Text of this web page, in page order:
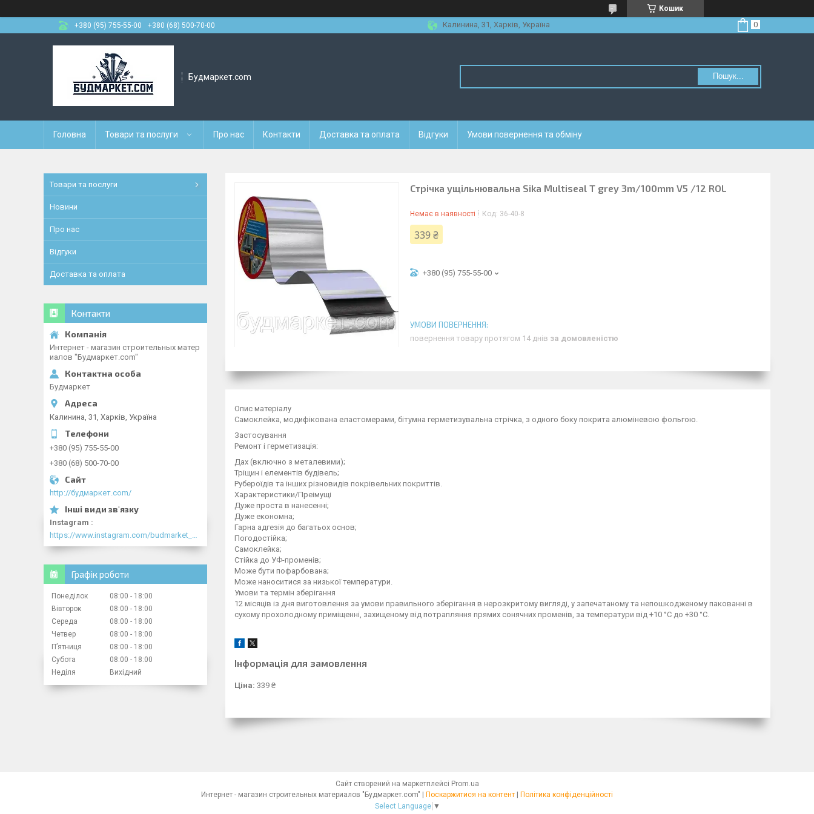
Кошик
+380 (95) 755-55-00
+380 (68) 500-70-00 Калинина, 31, Харків, Україна
Будмаркет.com Пошук...
Головна Товари та послуги Про нас Контакти Доставка та оплата Відгуки Умови повернення та обміну
Стрічка ущільнювальна Sika Multiseal T grey 3m/100mm V5 /12 ROL
Немає в наявності Код: 36-40-8
339 ₴
+380 (95) 755-55-00
повернення товару протягом 14 днів за домовленістю
Опис матеріалу
Самоклейка, модифікована еластомерами, бітумна герметизувальна стрічка, з одного боку покрита алюміневою фольгою.
Застосування
Ремонт і герметизація:
Дах (включно з металевими);
Тріщин і елементів будівель;
Рубероїдів та інших різновидів покрівельних покриттів.
Характеристики/Преімущі
Дуже проста в нанесенні;
Дуже економна;
Гарна адгезія до багатьох основ;
Погодостійка;
Самоклейка;
Стійка до УФ-променів;
Може бути пофарбована;
Може наноситися за низької температури.
Умови та термін зберігання
12 місяців із дня виготовлення за умови правильного зберігання в нерозкритому вигляді, у запечатаному та непошкодженому пакованні в
сухому прохолодному приміщенні, захищеному від потрапляння прямих сонячних променів, за температури від +10 °C до +30 °C.
Інформація для замовлення
Ціна: 339 ₴
Товари та послуги
Новини
Про нас
Відгуки
Доставка та оплата
Контакти
Интернет - магазин строительных матер
иалов "Будмаркет.com"
Будмаркет
Калинина, 31, Харків, Україна
+380 (95) 755-55-00
+380 (68) 500-70-00
http://будмаркет.com/
Instagram
Графік роботи
Понеділок 08:00
18:00
Вівторок
08:00
18:00
Середа
08:00
18:00
Четвер
08:00
18:00
Пʼятниця
08:00
18:00
Субота
08:00
18:00
Неділя
Вихідний
Сайт створений на маркетплейсі Prom.ua
Поскаржитися на контент
Політика конфіденційності
Select Language ▼